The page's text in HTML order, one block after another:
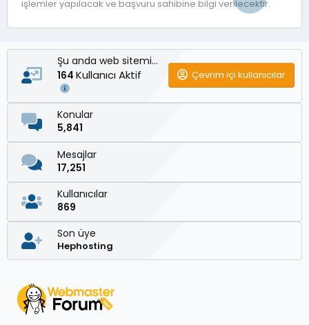
işlemler yapılacak ve başvuru sahibine bilgi verilecektir.
Şu anda web sitemizde
164 Kullanıcı Aktif Çevrim içi kullanıcılar
Konular
5,841
Mesajlar
17,251
Kullanıcılar
869
Son üye
Hephosting